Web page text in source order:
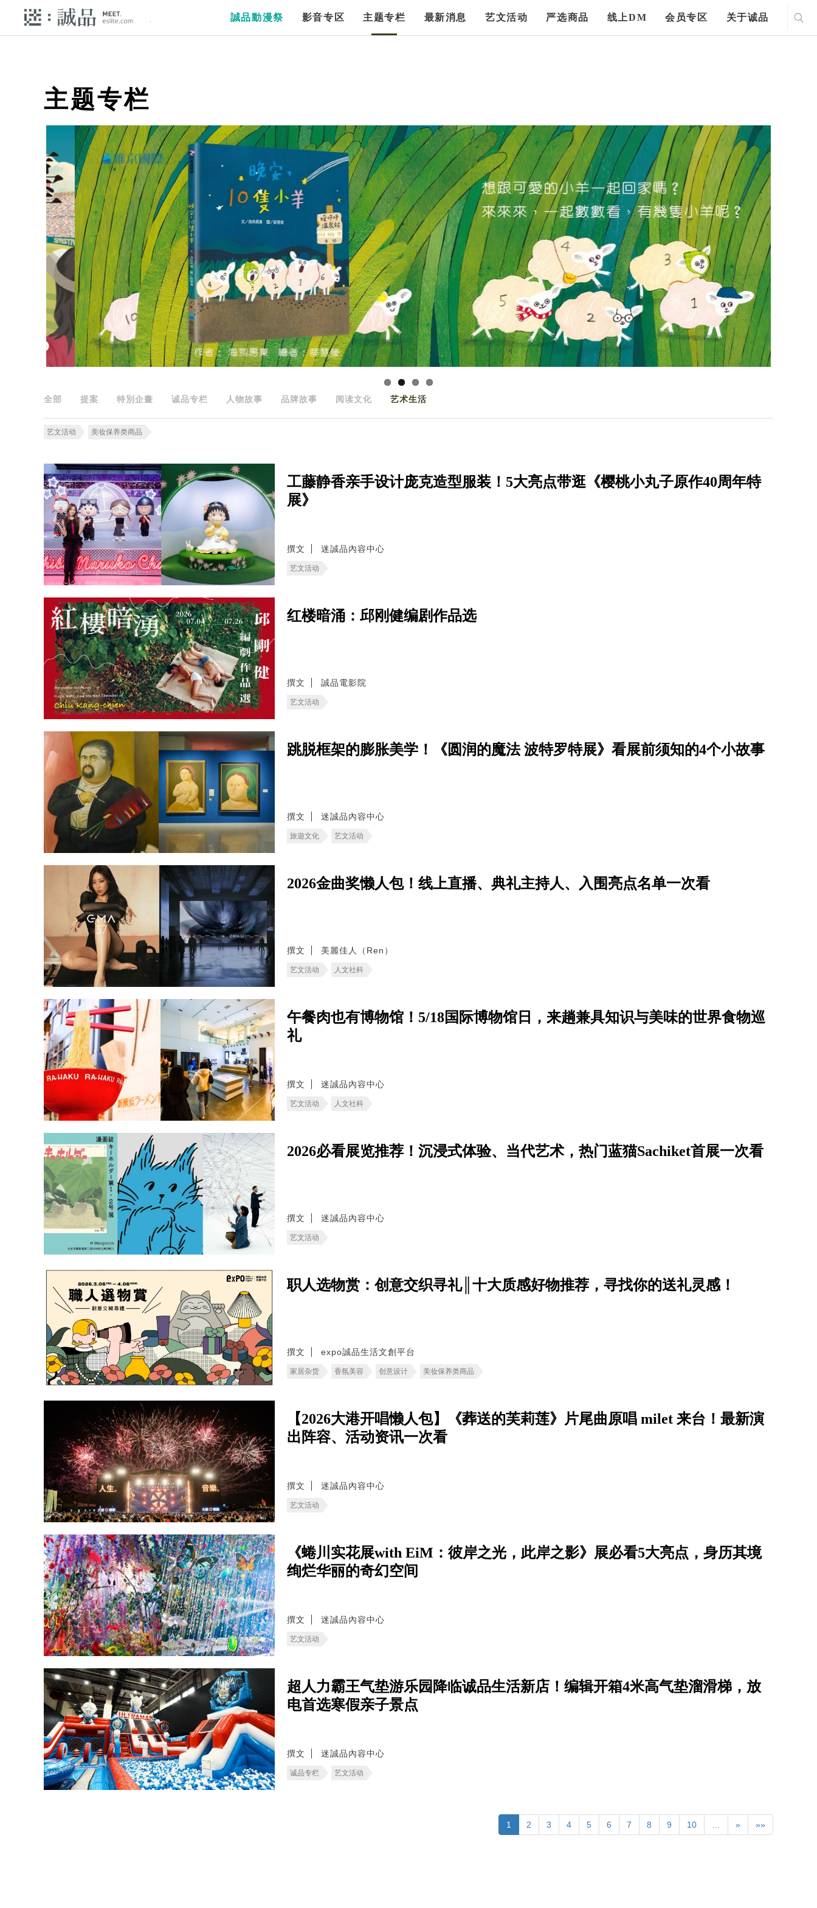
誠品動漫祭 影音专区 主题专栏 最新消息 艺文活动 严选商品 线上DM 会员专区 关于诚品
主题专栏
全部 提案 特別企畫 诚品专栏 人物故事 品牌故事 阅读文化 艺术生活
艺文活动 美妆保养类商品
工藤静香亲手设计庞克造型服装！5大亮点带逛《樱桃小丸子原作40周年特
展》
撰文 迷誠品內容中心
艺文活动
红楼暗涌：邱刚健编剧作品选
撰文 誠品電影院
艺文活动
跳脱框架的膨胀美学！《圆润的魔法 波特罗特展》看展前须知的4个小故事
撰文 迷誠品內容中心
旅遊文化 艺文活动
2026金曲奖懒人包！线上直播、典礼主持人、入围亮点名单一次看
撰文 美麗佳人（Ren）
艺文活动 人文社科
午餐肉也有博物馆！5/18国际博物馆日，来趟兼具知识与美味的世界食物巡
礼
撰文 迷誠品內容中心
艺文活动 人文社科
2026必看展览推荐！沉浸式体验、当代艺术，热门蓝猫Sachiket首展一次看
撰文 迷誠品內容中心
艺文活动
职人选物赏：创意交织寻礼║十大质感好物推荐，寻找你的送礼灵感！
撰文 expo誠品生活文創平台
家居杂货 香氛美容 创意设计 美妆保养类商品
【2026大港开唱懒人包】《葬送的芙莉莲》片尾曲原唱 milet 来台！最新演
出阵容、活动资讯一次看
撰文 迷誠品內容中心
艺文活动
《蜷川实花展with EiM：彼岸之光，此岸之影》展必看5大亮点，身历其境
绚烂华丽的奇幻空间
撰文 迷誠品內容中心
艺文活动
超人力霸王气垫游乐园降临诚品生活新店！编辑开箱4米高气垫溜滑梯，放
电首选寒假亲子景点
撰文 迷誠品內容中心
诚品专栏 艺文活动
1 2 3 4 5 6 7 8 9 10 … » »»